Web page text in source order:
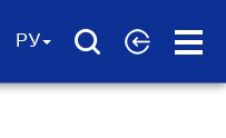
Open
РУ